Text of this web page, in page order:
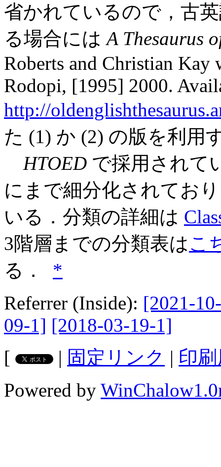
省かれているので，古
る場合にはA Thesaurus
Roberts and Christian Kay
Rodopi, [1995] 2000.
http://
た (1) か (2) の版を利用
HTOED で採用されて
にまで細分化されてお
いる．分類の詳細は
3階層までの分類表はこ
る． *
Referrer (Inside): [2021-
09-1] [2018-03-19-1]
[
| 固定リンク | 印
Powered by